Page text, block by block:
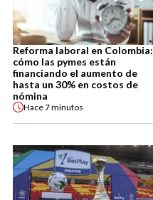
Reforma laboral en Colombia:
cómo las pymes están
financiando el aumento de
hasta un 30% en costos de
nómina
Hace7 minutos